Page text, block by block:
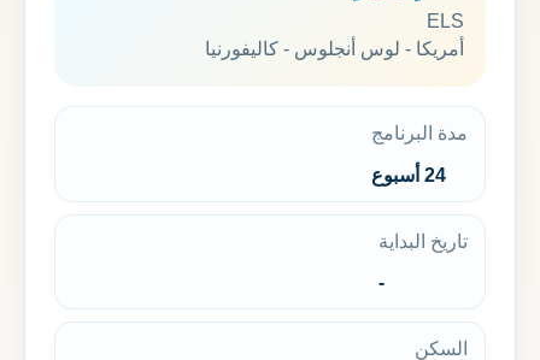
ELS
أمريكا - لوس أنجلوس - كاليفورنيا
مدة البرنامج
24 أسبوع
تاريخ البداية
-
السكن